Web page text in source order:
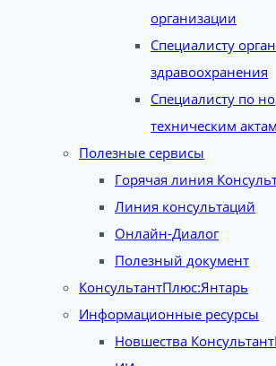
организации
Специалисту
здравоохранения
Специалисту по
техническим актам
Полезные сервисы
Горячая линия
Линия консультаций
Онлайн-Диалог
Полезный документ
КонсультантПлюс:Янтарь
Информационные ресурсы
Новшества